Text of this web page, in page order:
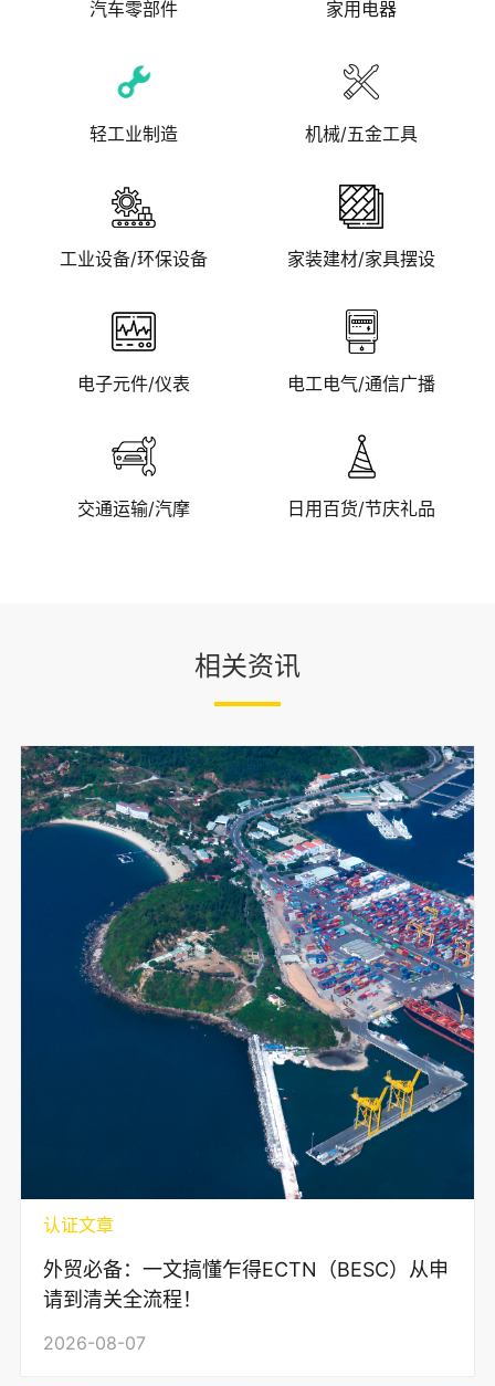
汽车零部件 家用电器
轻工业制造 机械/五金工具
工业设备/环保设备 家装建材/家具摆设
电子元件/仪表 电工电气/通信广播
交通运输/汽摩 日用百货/节庆礼品
相关资讯
认证文章
外贸必备：一文搞懂乍得ECTN（BESC）从申
请到清关全流程！
2026-08-07